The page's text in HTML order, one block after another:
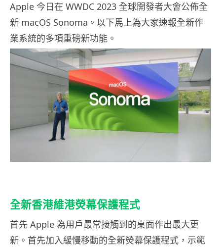
Apple 今日在 WWDC 2023 全球開發者大會公佈全
新 macOS Sonoma。以下馬上為大家速報全新作
業系統的多項重磅新功能。
全新香港維港熒幕保護程式
首先 Apple 為用戶最常接觸到的桌面作出最大更
新。首先加入緩慢移動的全新熒幕保護程式，示範